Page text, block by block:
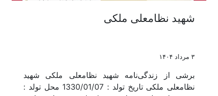
شهید نظامعلی ملکی
۳ مرداد ۱۴۰۴
برشی از زندگی‌نامه شهید نظامعلی ملکی شهید
نظامعلی ملکی تاریخ تولد : 1330/01/07 محل تولد :